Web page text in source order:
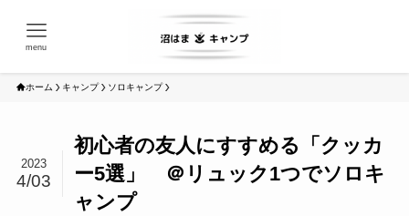
menu
ホーム キャンプ ソロキャンプ
初心者の友人にすすめる「クッカ
ー5選」 ＠リュック1つでソロキ
ャンプ
2023
4/03